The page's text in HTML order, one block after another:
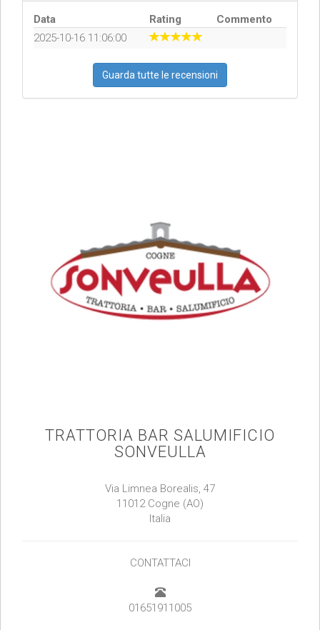
Data Rating
Commento
2025-10-16 11:06:00
Guarda tutte le recensioni
TRATTORIA BAR SALUMIFICIO
SONVEULLA
Via Limnea Borealis, 47
11012 Cogne (AO)
Italia
CONTATTACI
01651911005